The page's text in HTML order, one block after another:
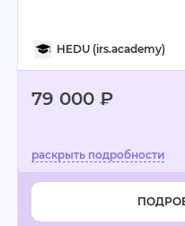
HEDU (irs.academy)
79 000 ₽